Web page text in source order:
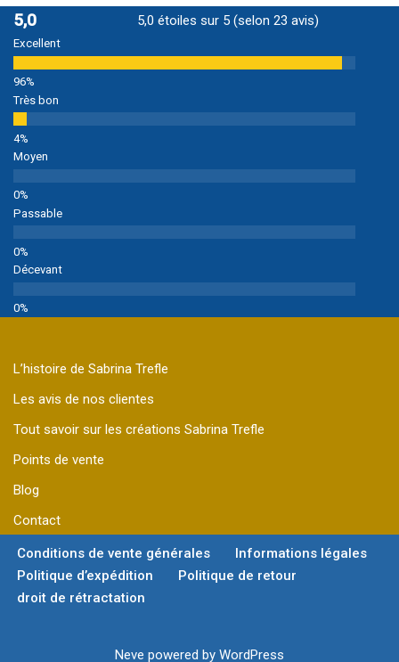
5,0 5,0 étoiles sur 5 (selon 23 avis)
Excellent
Très bon
Moyen
Passable
Décevant
L’histoire de Sabrina Trefle
Les avis de nos clientes
Tout savoir sur les créations Sabrina Trefle
Points de vente
Blog
Contact
Conditions de vente générales
Informations légales
Politique d’expédition
Politique de retour
droit de rétractation
Neve powered by WordPress